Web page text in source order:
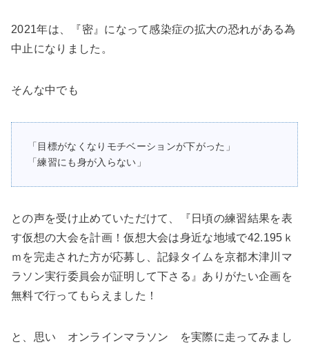
2021年は、『密』になって感染症の拡大の恐れがある為
中止になりました。
そんな中でも
「目標がなくなりモチベーションが下がった」
「練習にも身が入らない」
との声を受け止めていただけて、『 日頃の練習結果を表
す仮想の大会を計画！仮想大会は身近な地域で42.195ｋ
ｍを完走された方が応募し、記録タイムを京都木津川マ
ラソン実行委員会が証明して下さる 』ありがたい企画を
無料で行ってもらえました！
と、思い オンラインマラソン を実際に走ってみまし